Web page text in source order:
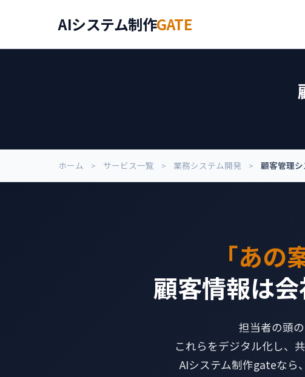
AIシステム制作GATE
ホーム サービス一覧 業務システム開発 顧客管理
「あの
顧客情報は
担当者の頭
これらをデジタル化し、
AIシステム制作gateなら